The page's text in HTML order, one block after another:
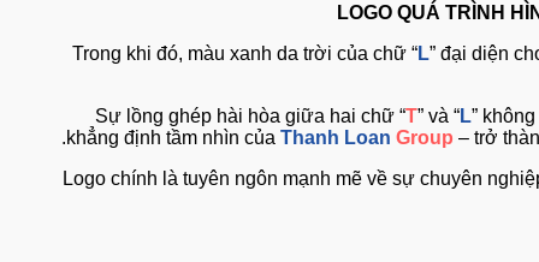
LOGO QUÁ
Trong khi đó, màu xanh da trời của chữ “L ” đại
Sự lồng ghép hài hòa giữa hai chữ “T” và “L”
khẳng định tầm nhìn củaThanh Loan Group– trở
Logo chính là tuyên ngôn mạnh mẽ về sự chuyên